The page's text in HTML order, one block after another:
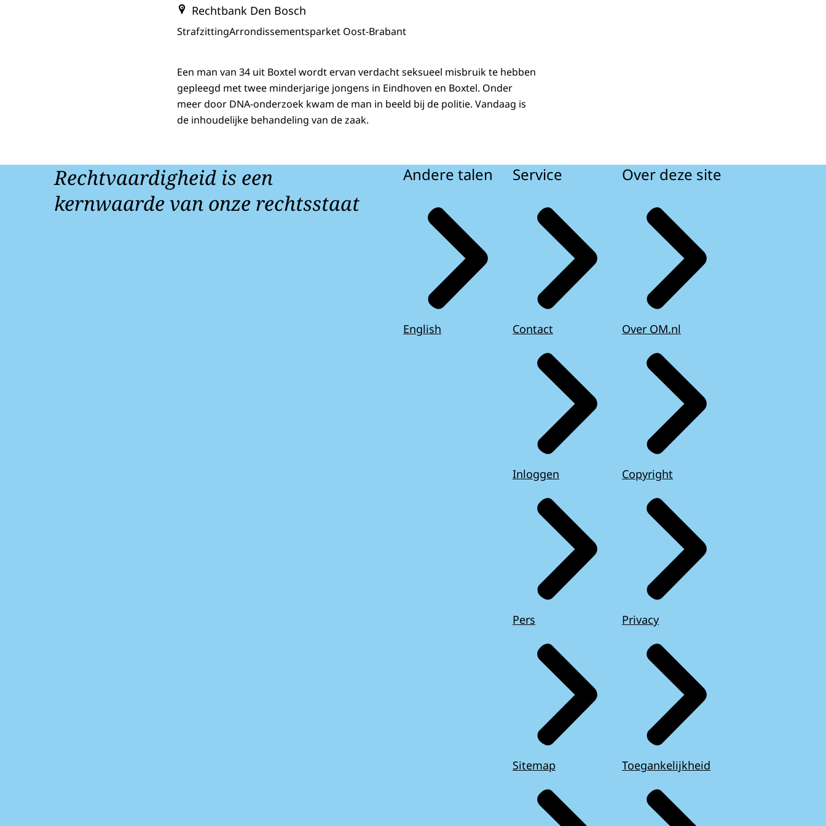
Rechtbank Den Bosch
StrafzittingArrondissementsparket Oost-Brabant
Een man van 34 uit Boxtel wordt ervan verdacht seksueel misbruik te hebben
gepleegd met twee minderjarige jongens in Eindhoven en Boxtel. Onder
meer door DNA-onderzoek kwam de man in beeld bij de politie. Vandaag is
de inhoudelijke behandeling van de zaak.
Rechtvaardigheid is een
kernwaarde van onze rechtsstaat
Andere talen
English
Service
Contact
Inloggen
Pers
Sitemap
Over deze site
Over OM.nl
Copyright
Privacy
Toegankelijkheid